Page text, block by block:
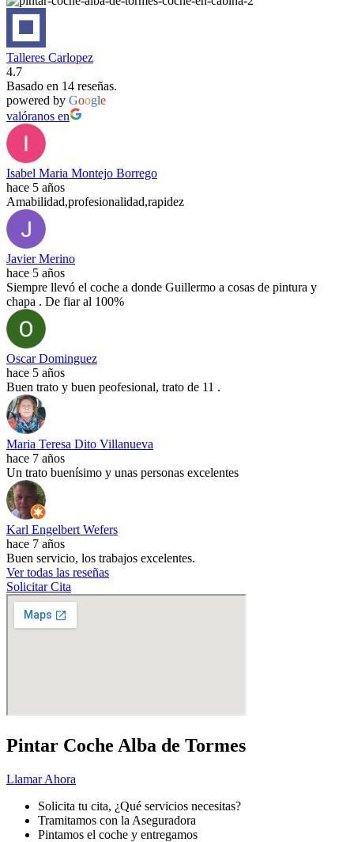
Talleres Carlopez
4.7
Basado en 14 reseñas.
powered by Google
valóranos en
Isabel Maria Montejo Borrego
hace 5 años
Amabilidad,profesionalidad,rapidez
Javier Merino
hace 5 años
Siempre llevó el coche a donde Guillermo a cosas de pintura y
chapa . De fiar al 100%
Oscar Dominguez
hace 5 años
Buen trato y buen peofesional, trato de 11 .
Maria Teresa Dito Villanueva
hace 7 años
Un trato buenísimo y unas personas excelentes
Karl Engelbert Wefers
hace 7 años
Buen servicio, los trabajos excelentes.
Ver todas las reseñas
Solicitar Cita
Pintar Coche Alba de Tormes
Llamar Ahora
Solicita tu cita, ¿Qué servicios necesitas?
Tramitamos con la Aseguradora
Pintamos el coche y entregamos